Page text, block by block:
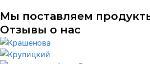
Мы поставляем
Отзывы о нас